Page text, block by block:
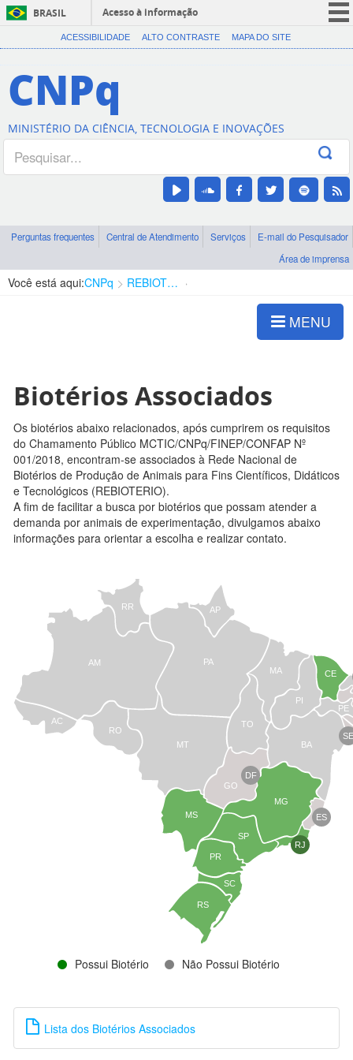
BRASIL
Acesso à informação
CORONAVÍRUS (COVID-19)
Canais
ACESSIBILIDADE ALTO CONTRASTE MAPA DO SITE
CNPq
MINISTÉRIO DA CIÊNCIA, TECNOLOGIA E INOVAÇÕES
Perguntas frequentes Central de Atendimento Serviços
E-mail do Pesquisador
Área de imprensa
Você está aqui:CNPq REBIOTERIO
MENU
Biotérios Associados
Os biotérios abaixo relacionados, após cumprirem os requisitos
do Chamamento Público MCTIC/CNPq/FINEP/CONFAP Nº
001/2018, encontram-se associados à Rede Nacional de
Biotérios de Produção de Animais para Fins Científicos, Didáticos
e Tecnológicos (REBIOTERIO).
A fim de facilitar a busca por biotérios que possam atender a
demanda por animais de experimentação, divulgamos abaixo
informações para orientar a escolha e realizar contato.
BA
SE
PE
AM PA
MT
RO
AC
AP
RJ
RS
SC
PR
SP
MS
GO
MG
ES
PI
CE
RR
TO
MA
DF
Possui Biotério Não Possui Biotério
Lista dos Biotérios Associados